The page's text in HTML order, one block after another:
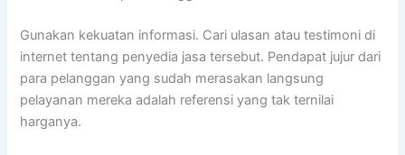
Gunakan kekuatan informasi. Cari ulasan atau testimoni di
internet tentang penyedia jasa tersebut. Pendapat jujur dari
para pelanggan yang sudah merasakan langsung
pelayanan mereka adalah referensi yang tak ternilai
harganya.